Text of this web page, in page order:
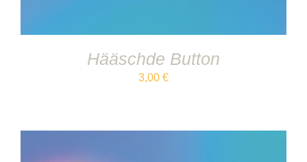
Hääschde Button
3,00 €